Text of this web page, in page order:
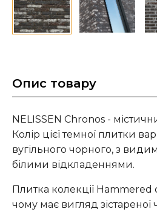
Опис товару
NELISSEN Chronos -
Колір цієї темної плитки
вугільного чорного, з
білими відкладеннями.
Плитка колекції
чому має вигляд